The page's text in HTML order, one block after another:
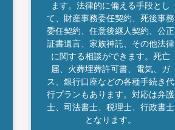
ます。法律的に備える手段とし
て、財産事務委任契約、死後事務
委任契約、任意後継人契約、公正
証書遺言、家族神託、その他法律
に関する相談ができます。死亡
届、火葬埋葬許可書、電気、ガ
ス、銀行口座などの各種手続き代
行プランもあります。対応は弁護
士、司法書士、税理士、行政書士
となります。